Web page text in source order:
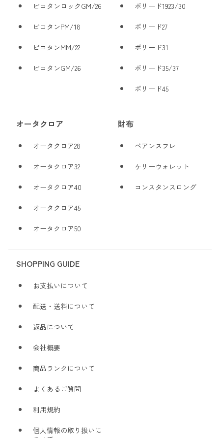
ピコタンロックGM/26
ピコタンPM/18
ピコタンMM/22
ピコタンGM/26
ボリード1923/30
ボリード27
ボリード31
ボリード35/37
ボリード45
オータクロア
オータクロア28
オータクロア32
オータクロア40
オータクロア45
オータクロア50
財布
ベアンスフレ
ケリーウォレット
コンスタンスロング
SHOPPING GUIDE
お支払いについて
配送・送料について
返品について
会社概要
商品ランクについて
よくあるご質問
利用規約
個人情報の取り扱いに